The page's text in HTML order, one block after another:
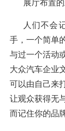
人们不会
手，一个简单
与过一个活动
大众汽车企业
可以由自己来
让观众获得无
而记住你的品